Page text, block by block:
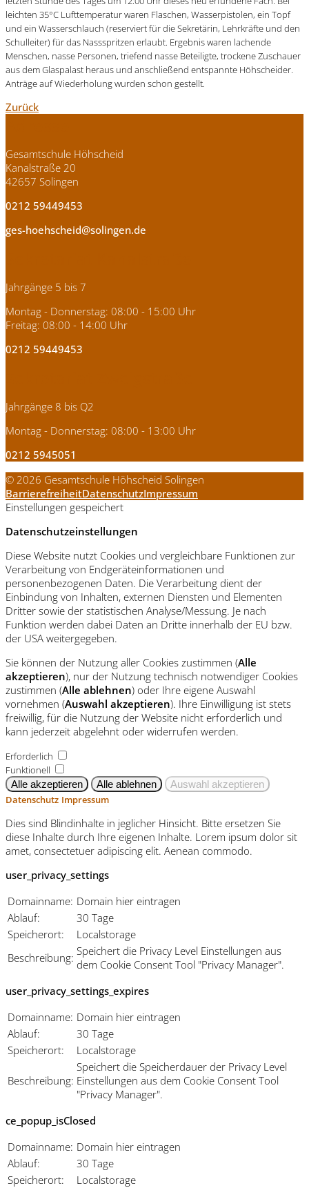
leichten 35°C Lufttemperatur waren Flaschen, Wasserpistolen, ein Topf
und ein Wasserschlauch (reserviert für die Sekretärin, Lehrkräfte und den
Schulleiter) für das Nassspritzen erlaubt. Ergebnis waren lachende
Menschen, nasse Personen, triefend nasse Beteiligte, trockene Zuschauer
aus dem Glaspalast heraus und anschließend entspannte Höhscheider.
Anträge auf Wiederholung wurden schon gestellt.
Zurück
Gesamtschule Höhscheid
Kanalstraße 20
42657 Solingen
0212 59449453
ges-hoehscheid@solingen.de
Jahrgänge 5 bis 7
Montag - Donnerstag: 08:00 - 15:00 Uhr
Freitag: 08:00 - 14:00 Uhr
0212 59449453
Jahrgänge 8 bis Q2
Montag - Donnerstag: 08:00 - 13:00 Uhr
0212 5945051
© 2026 Gesamtschule Höhscheid Solingen
BarrierefreiheitDatenschutzImpressum
Einstellungen gespeichert
Datenschutzeinstellungen
Diese Website nutzt Cookies und vergleichbare Funktionen zur
Verarbeitung von Endgeräteinformationen und
personenbezogenen Daten. Die Verarbeitung dient der
Einbindung von Inhalten, externen Diensten und Elementen
Dritter sowie der statistischen Analyse/Messung. Je nach
Funktion werden dabei Daten an Dritte innerhalb der EU bzw.
der USA weitergegeben.
Sie können der Nutzung aller Cookies zustimmen (Alle
akzeptieren), nur der Nutzung technisch notwendiger Cookies
zustimmen (Alle ablehnen) oder Ihre eigene Auswahl
vornehmen (Auswahl akzeptieren). Ihre Einwilligung ist stets
freiwillig, für die Nutzung der Website nicht erforderlich und
kann jederzeit abgelehnt oder widerrufen werden.
Erforderlich
Funktionell
Datenschutz Impressum
Dies sind Blindinhalte in jeglicher Hinsicht. Bitte ersetzen Sie
diese Inhalte durch Ihre eigenen Inhalte. Lorem ipsum dolor sit
amet, consectetuer adipiscing elit. Aenean commodo.
user_privacy_settings
Domainname: Domain hier eintragen
Ablauf:
30 Tage
Speicherort:
Localstorage
Beschreibung: Speichert die Privacy Level Einstellungen aus
dem Cookie Consent Tool "Privacy Manager".
user_privacy_settings_expires
Domainname: Domain hier eintragen
Ablauf:
30 Tage
Speicherort:
Localstorage
Beschreibung:
Speichert die Speicherdauer der Privacy Level
Einstellungen aus dem Cookie Consent Tool
"Privacy Manager".
ce_popup_isClosed
Domainname: Domain hier eintragen
Ablauf:
30 Tage
Speicherort:
Localstorage